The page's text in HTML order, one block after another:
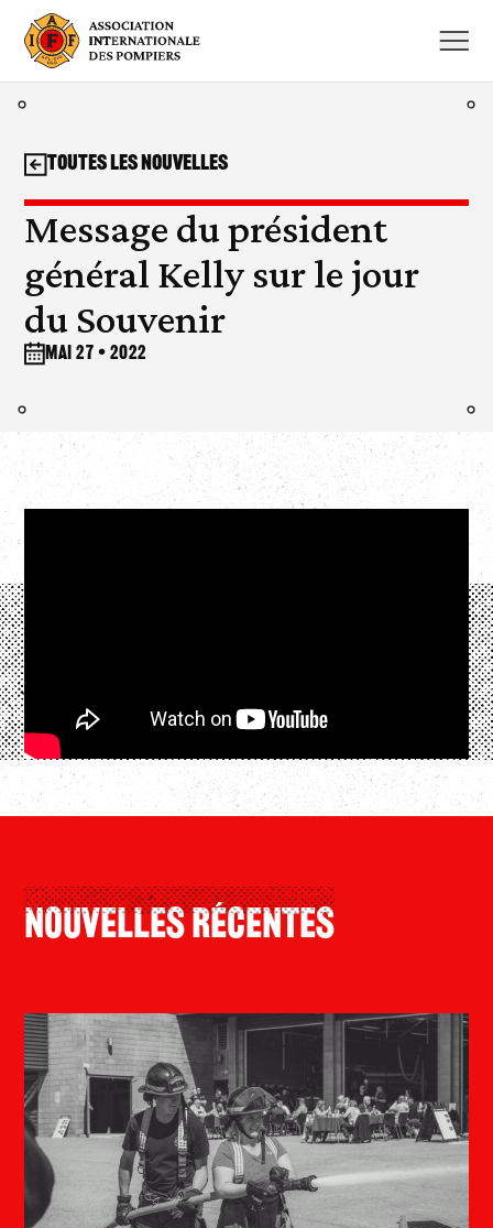
contenu
Message du président
général Kelly sur le jour
du Souvenir
mai 27 • 2022
Toutes les nouvelles
Nouvelles Récentes